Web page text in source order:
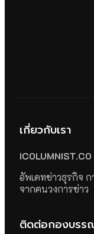
เกี่ยวกับเรา
ICOLUMNIST.CO
อัพเดทข่าวธุรกิจ ก
จากคนวงการข่าว
ติดต่อกองบรร